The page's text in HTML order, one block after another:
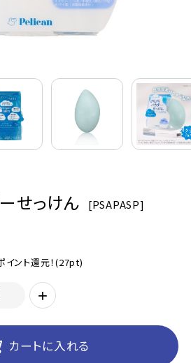
せっけん [PSAPASP]
ント還元！(27pt)
+
カートに入れる